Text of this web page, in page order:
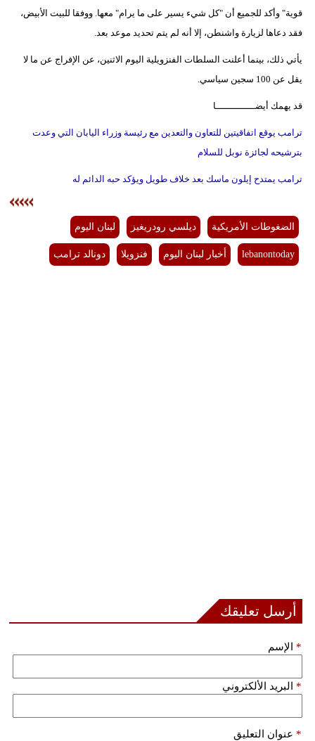
قوية" وأكد للجميع أن "كل شيء يسير على ما يرام" معها. ووفقا للبيت الأبيض،
فقد دعاها لزيارة واشنطن، إلا أنه لم يتم تحديد موعد بعد.
يأتي ذلك، بينما أعلنت السلطات الفنزويلية اليوم الاثنين، عن الإفراج عن ما لا
يقل عن 100 سجين سياسي.
قد يهمك أيضــــــــــــــا
ترامب يوقع اتفاقيتين للتعاون والتعدين مع رئيسة وزراء اليابان التي وعدت
بترشيحه لجائزة نوبل للسلام
ترامب يمتدح إيلون ماسك بعد خلاف طويل ويؤكد حبه الدائم له
الضغوطات الأمريكية ديلسي رودريغيز لبنان اليوم
lebanontoday أخبار لبنان اليوم فنزويلا دونالد ترامب
أرسل تعليقك
الإسم *
البريد الألكتروني *
عنوان التعليق *